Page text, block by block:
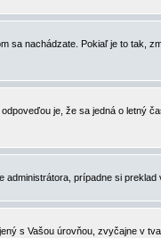
nachádzate. Pokiaľ je to tak,
je, že sa jedná o letný
administrátora, prípadne si
s Vašou úrovňou, zvyčajne v